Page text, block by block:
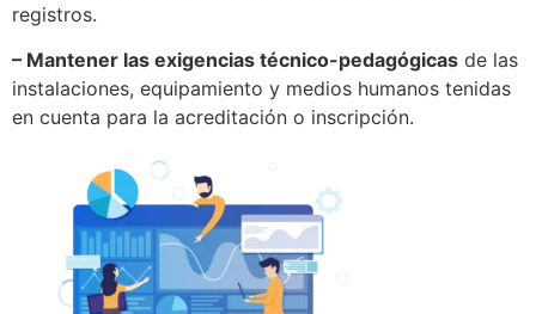
registros.
– Mantener las exigencias técnico-pedagógicas de las
instalaciones, equipamiento y medios humanos tenidas
en cuenta para la acreditación o inscripción.